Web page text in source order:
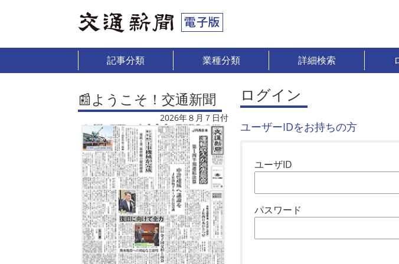
記事分類 業種分類 詳細検索
📰ようこそ！交通新聞
2026年８月７日付
ログイン
ユーザーIDをお持ちの方
ユーザID
パスワード